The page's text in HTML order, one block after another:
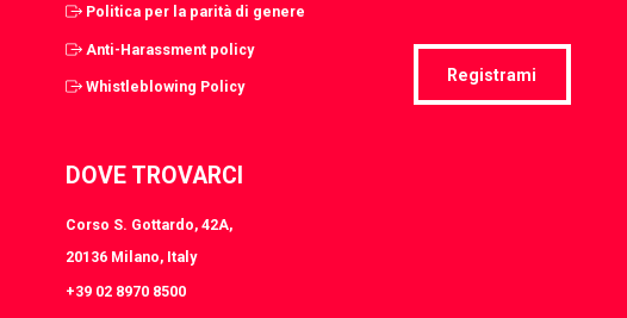
Politica per la parità di genere
Anti-Harassment policy
Whistleblowing Policy
DOVE TROVARCI
Corso S. Gottardo, 42A,
20136 Milano, Italy
+39 02 8970 8500
Registrami